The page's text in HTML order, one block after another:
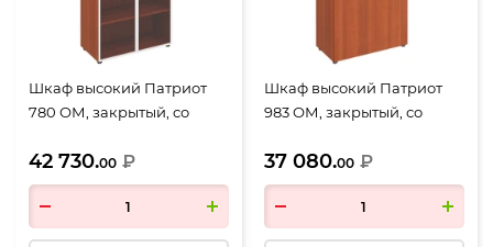
Шкаф высокий Патриот
780 ОМ, закрытый, со
рамке, 2 двери,
900*460*1970, миланский
орех
42 730.00 ₽
Шкаф высокий Патриот
983 ОМ, закрытый, со
900*460*1970, миланский
орех
37 080.00 ₽